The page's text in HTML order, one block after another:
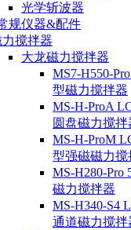
光学斩波器
规仪器&配件
力搅拌器
大龙磁力搅拌器
MS7-H550-
型磁力搅拌器
MS-H-ProA
圆盘磁力搅拌
MS-H-ProM
型强磁磁力搅
MS-H280-Pro
磁力搅拌器
MS-H340-S4
通道磁力搅拌